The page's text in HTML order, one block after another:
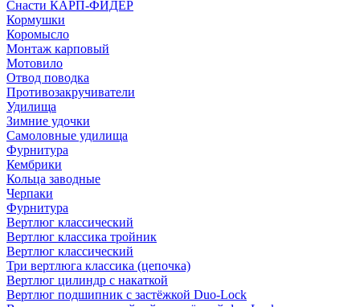
Снасти КАРП-ФИДЕР
Кормушки
Коромысло
Монтаж карповый
Мотовило
Отвод поводка
Противозакручиватели
Удилища
Зимние удочки
Самоловные удилища
Фурнитура
Кембрики
Кольца заводные
Черпаки
Фурнитура
Вертлюг классический
Вертлюг классика тройник
Вертлюг классический
Три вертлюга классика (цепочка)
Вертлюг цилиндр с накаткой
Вертлюг подшипник с застёжкой Duo-Lock